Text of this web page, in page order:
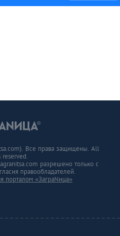
Все права защищены. All
reserved.
разрешено только с
правообладателей.
порталом «ЗаграNица»